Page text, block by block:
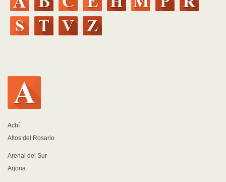
Achí
Altos del Rosario
Arenal del Sur
Arjona